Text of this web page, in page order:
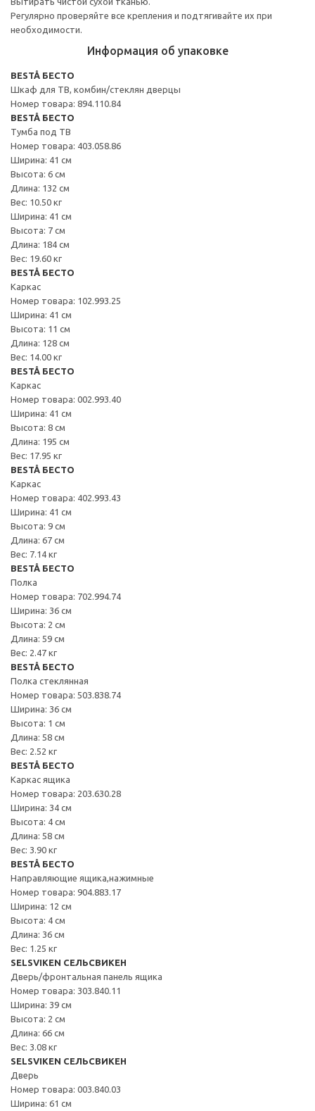
Регулярно проверяйте все крепления и подтягивайте их при
необходимости.
Информация об упаковке
BESTÅ БЕСТО
Шкаф для ТВ, комбин/стеклян дверцы
Номер товара: 894.110.84
BESTÅ БЕСТО
Тумба под ТВ
Номер товара: 403.058.86
Ширина: 41 см
Высота: 6 см
Длина: 132 см
Вес: 10.50 кг
Ширина: 41 см
Высота: 7 см
Длина: 184 см
Вес: 19.60 кг
BESTÅ БЕСТО
Каркас
Номер товара: 102.993.25
Ширина: 41 см
Высота: 11 см
Длина: 128 см
Вес: 14.00 кг
BESTÅ БЕСТО
Каркас
Номер товара: 002.993.40
Ширина: 41 см
Высота: 8 см
Длина: 195 см
Вес: 17.95 кг
BESTÅ БЕСТО
Каркас
Номер товара: 402.993.43
Ширина: 41 см
Высота: 9 см
Длина: 67 см
Вес: 7.14 кг
BESTÅ БЕСТО
Полка
Номер товара: 702.994.74
Ширина: 36 см
Высота: 2 см
Длина: 59 см
Вес: 2.47 кг
BESTÅ БЕСТО
Полка стеклянная
Номер товара: 503.838.74
Ширина: 36 см
Высота: 1 см
Длина: 58 см
Вес: 2.52 кг
BESTÅ БЕСТО
Каркас ящика
Номер товара: 203.630.28
Ширина: 34 см
Высота: 4 см
Длина: 58 см
Вес: 3.90 кг
BESTÅ БЕСТО
Направляющие ящика,нажимные
Номер товара: 904.883.17
Ширина: 12 см
Высота: 4 см
Длина: 36 см
Вес: 1.25 кг
SELSVIKEN СЕЛЬСВИКЕН
Дверь/фронтальная панель ящика
Номер товара: 303.840.11
Ширина: 39 см
Высота: 2 см
Длина: 66 см
Вес: 3.08 кг
SELSVIKEN СЕЛЬСВИКЕН
Дверь
Номер товара: 003.840.03
Ширина: 61 см